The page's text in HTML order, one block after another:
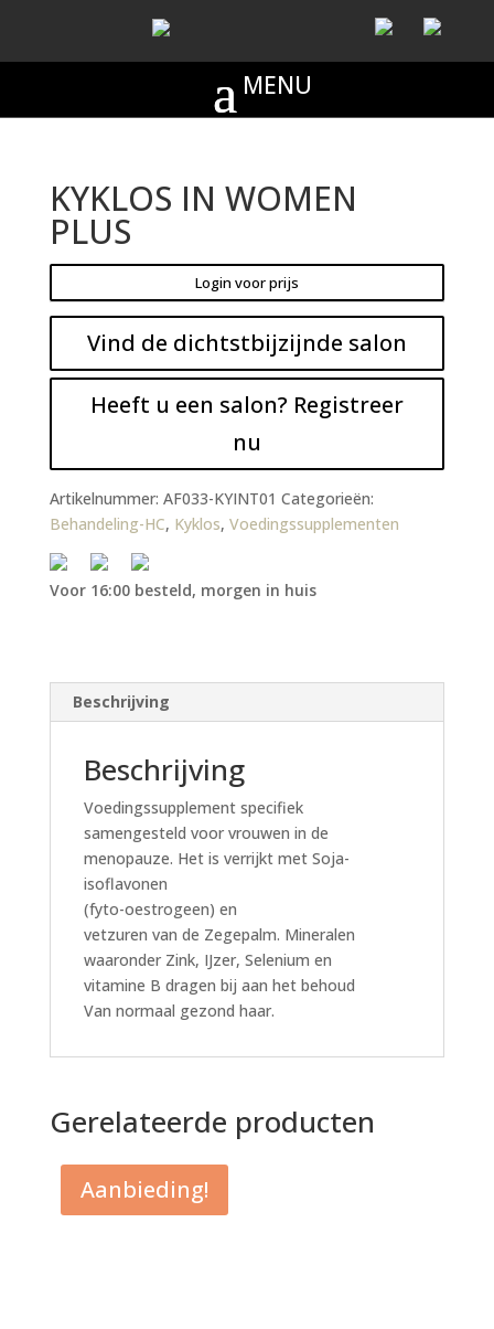
KYKLOS IN WOMEN
PLUS
Login voor prijs
Vind de dichtstbijzijnde salon
Heeft u een salon? Registreer
nu
Artikelnummer: AF033-KYINT01 Categorieën:
Behandeling-HC, Kyklos, Voedingssupplementen
Voor 16:00 besteld, morgen in huis
Beschrijving
Beschrijving
Voedingssupplement specifiek
samengesteld voor vrouwen in de
menopauze. Het is verrijkt met Soja-
isoflavonen
(fyto-oestrogeen) en
vetzuren van de Zegepalm. Mineralen
waaronder Zink, IJzer, Selenium en
vitamine B dragen bij aan het behoud
Van normaal gezond haar.
Gerelateerde producten
Aanbieding!